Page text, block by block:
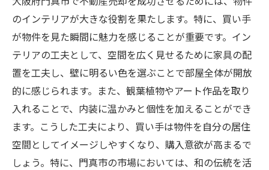
のインテリアが大きな役割を果たします。特に、買い手
が物件を見た瞬間に魅力を感じることが重要です。イン
テリアの工夫として、空間を広く見せるために家具の配
置を工夫し、壁に明るい色を選ぶことで部屋全体が開放
的に感じられます。また、観葉植物やアート作品を取り
入れることで、内装に温かみと個性を加えることができ
ます。こうした工夫により、買い手は物件を自分の居住
空間としてイメージしやすくなり、購入意欲が高まるで
しょう。特に、門真市の市場においては、和の伝統を活